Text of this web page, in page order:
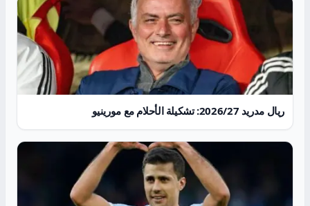
ريال مدريد 2026/27: تشكيلة الأحلام مع مورينيو